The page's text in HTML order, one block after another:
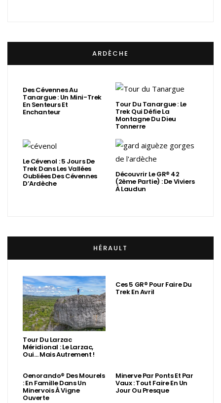
ARDÈCHE
Des Cévennes Au
Tanargue : Un Mini-Trek
En Senteurs Et
Enchanteur
Tour Du Tanargue : Le
Trek Qui Défie La
Montagne Du Dieu
Tonnerre
Le Cévenol : 5 Jours De
Trek Dans Les Vallées
Oubliées Des Cévennes
D’Ardèche
Découvrir Le GR® 42
(2ème Partie) : De Viviers
À Laudun
HÉRAULT
Tour Du Larzac
Méridional : Le Larzac,
Oui… Mais Autrement !
Ces 5 GR® Pour Faire Du
Trek En Avril
Oenorando® Des Mourels
: En Famille Dans Un
Minervois À Vigne
Ouverte
Minerve Par Ponts Et Par
Vaux : Tout Faire En Un
Jour Ou Presque